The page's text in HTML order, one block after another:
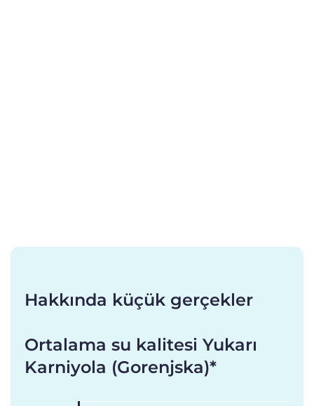
Hakkında küçük gerçekler
Ortalama su kalitesi Yukarı
Karniyola (Gorenjska)*